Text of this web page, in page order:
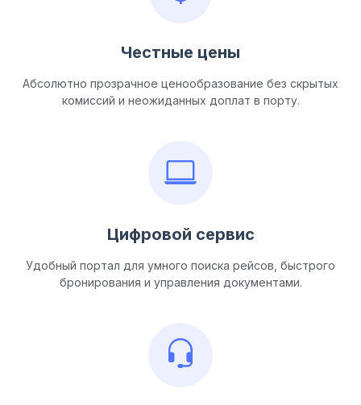
Честные цены
Абсолютно прозрачное ценообразование без скрытых
комиссий и неожиданных доплат в порту.
Цифровой сервис
Удобный портал для умного поиска рейсов, быстрого
бронирования и управления документами.